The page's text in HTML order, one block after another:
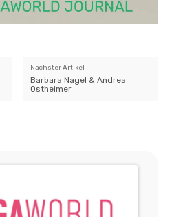
Nächster Artikel
Barbara Nagel & Andrea
Ostheimer